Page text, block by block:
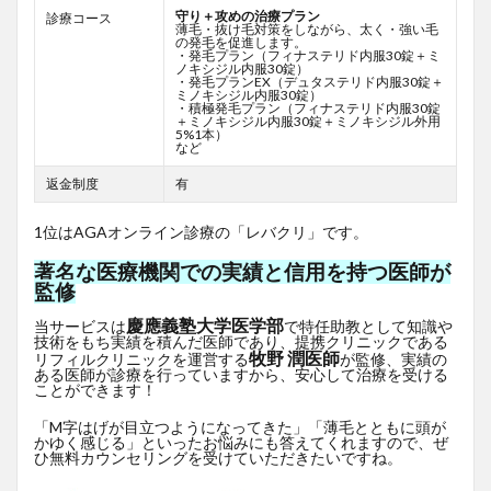
診療コース
守り＋攻めの治療プラン
薄毛・抜け毛対策をしながら、太く・強い毛
の発毛を促進します。
・発毛プラン（フィナステリド内服30錠＋ミ
ノキシジル内服30錠）
・発毛プランEX（デュタステリド内服30錠＋
ミノキシジル内服30錠）
・積極発毛プラン（フィナステリド内服30錠
＋ミノキシジル内服30錠＋ミノキシジル外用
5%1本）
など
返金制度 有
1位はAGAオンライン診療の「レバクリ」です。
著名な医療機関での実績と信用を持つ医師が
監修
当サービスは慶應義塾大学医学部で特任助教として知識や
技術をもち実績を積んだ医師であり、提携クリニックである
リフィルクリニックを運営する牧野 潤医師が監修、実績の
ある医師が診療を行っていますから、安心して治療を受ける
ことができます！
「M字はげが目立つようになってきた」「薄毛とともに頭が
かゆく感じる」といったお悩みにも答えてくれますので、ぜ
ひ無料カウンセリングを受けていただきたいですね。